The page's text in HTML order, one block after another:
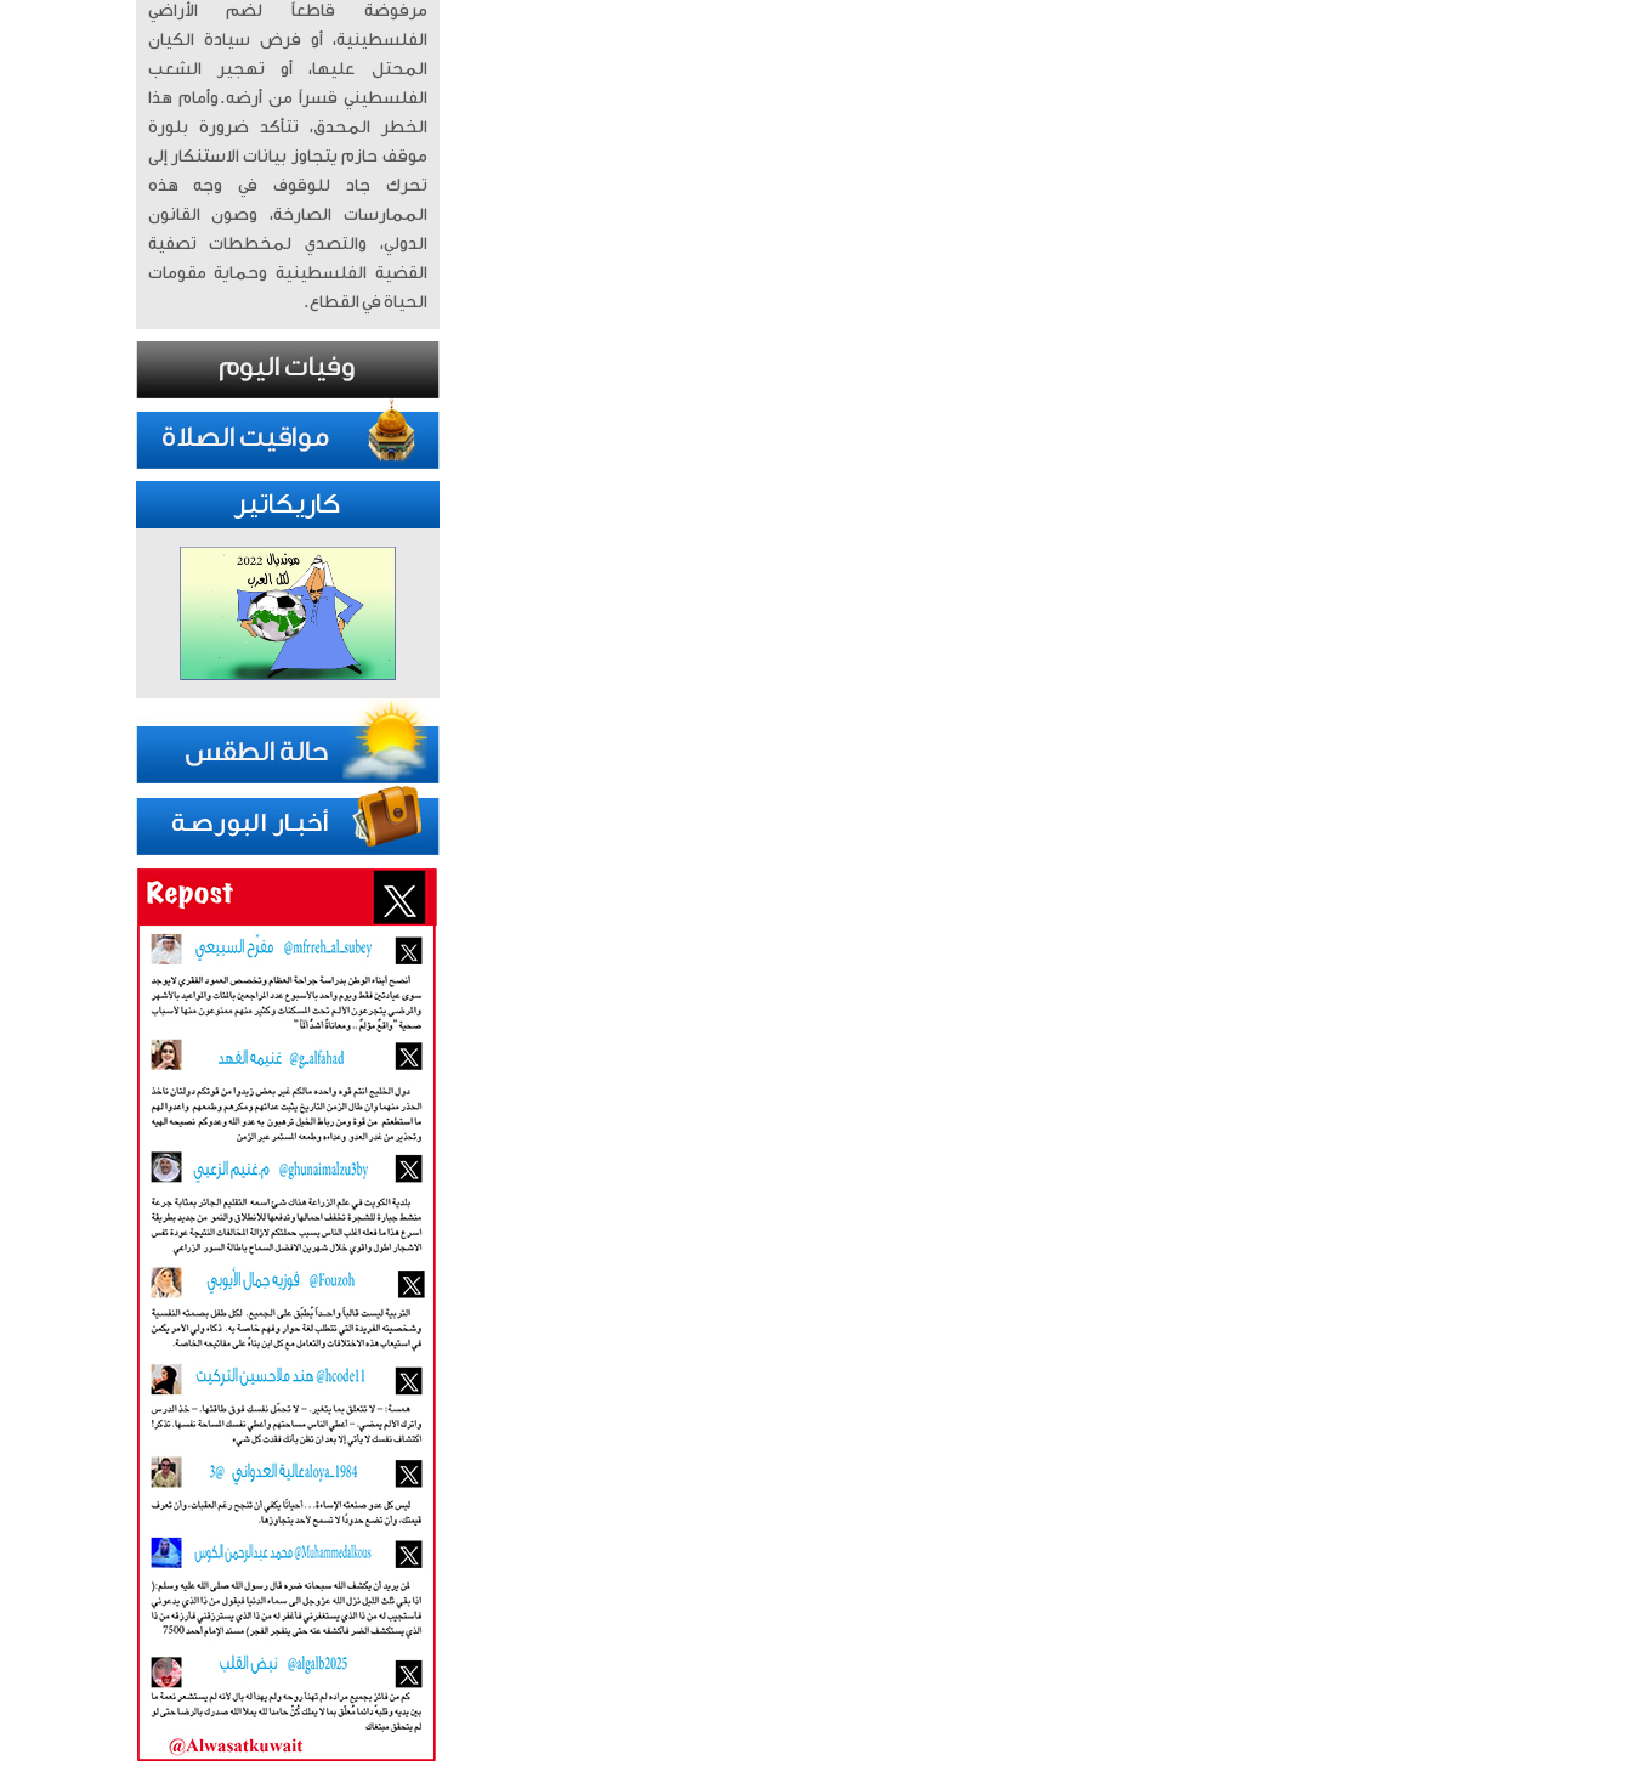
مرفوضة قاطعاً لضم الأراضي
الفلسطينية، أو فرض سيادة الكيان
المحتل عليها، أو تهجير الشعب
الفلسطيني قسراً من أرضه. ​وأمام هذا
الخطر المحدق، تتأكد ضرورة بلورة
موقف حازم يتجاوز بيانات الاستنكار إلى
تحرك جاد للوقوف في وجه هذه
الممارسات الصارخة، وصون القانون
الدولي، والتصدي لمخططات تصفية
القضية الفلسطينية وحماية مقومات
الحياة في القطاع.
كاريكاتير